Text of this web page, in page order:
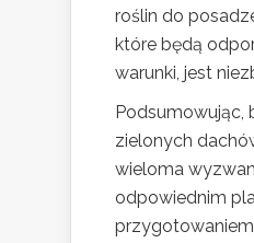
roślin do
które będą
warunki, jest
Podsumowując,
zielonych
wieloma
odpowiednim